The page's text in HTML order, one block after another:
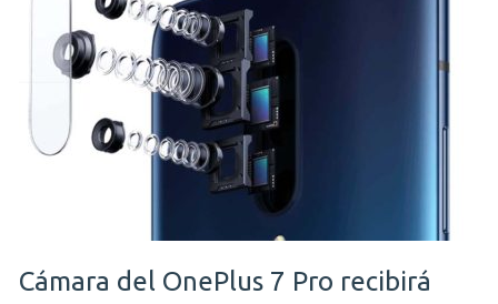
incluye
Cámara del OnePlus 7 Pro recibirá